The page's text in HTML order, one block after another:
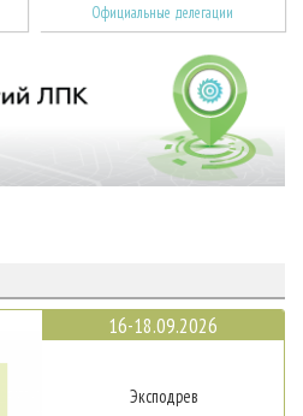
Официальные делегации
16-18.09.2026
Эксподрев